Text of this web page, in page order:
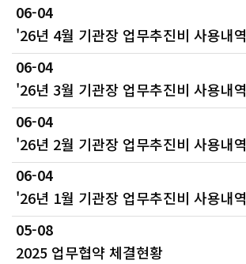
06-04
'26년 4월 기관장 업무추진비 사용내역
06-04
'26년 3월 기관장 업무추진비 사용내역
06-04
'26년 2월 기관장 업무추진비 사용내역
06-04
'26년 1월 기관장 업무추진비 사용내역
05-08
2025 업무협약 체결현황